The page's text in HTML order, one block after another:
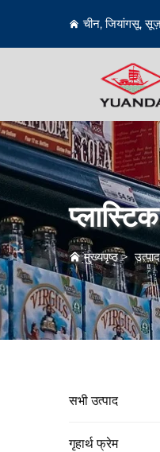
चीन, जियांगसू,
मुख्यपृष्ठ>उत्पाद
सभी उत्पाद
गृहार्थ फ्रेम